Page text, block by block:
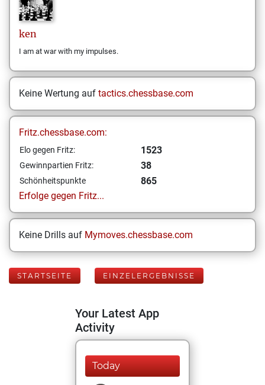
ken
I am at war with my impulses.
Keine Wertung auf tactics.chessbase.com
Fritz.chessbase.com:
Elo gegen Fritz: 1523
Gewinnpartien Fritz: 38
Schönheitspunkte
865
Erfolge gegen Fritz...
Keine Drills auf Mymoves.chessbase.com
STARTSEITE EINZELERGEBNISSE
Your Latest App
Activity
Today